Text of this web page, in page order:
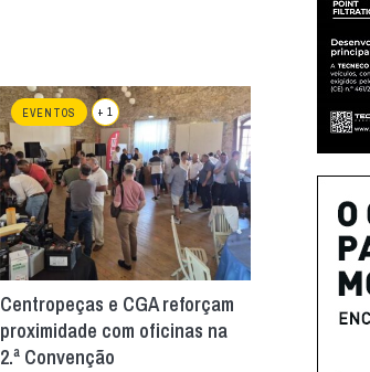
EVENTOS + 1
Centropeças e CGA reforçam
proximidade com oficinas na
2.ª Convenção